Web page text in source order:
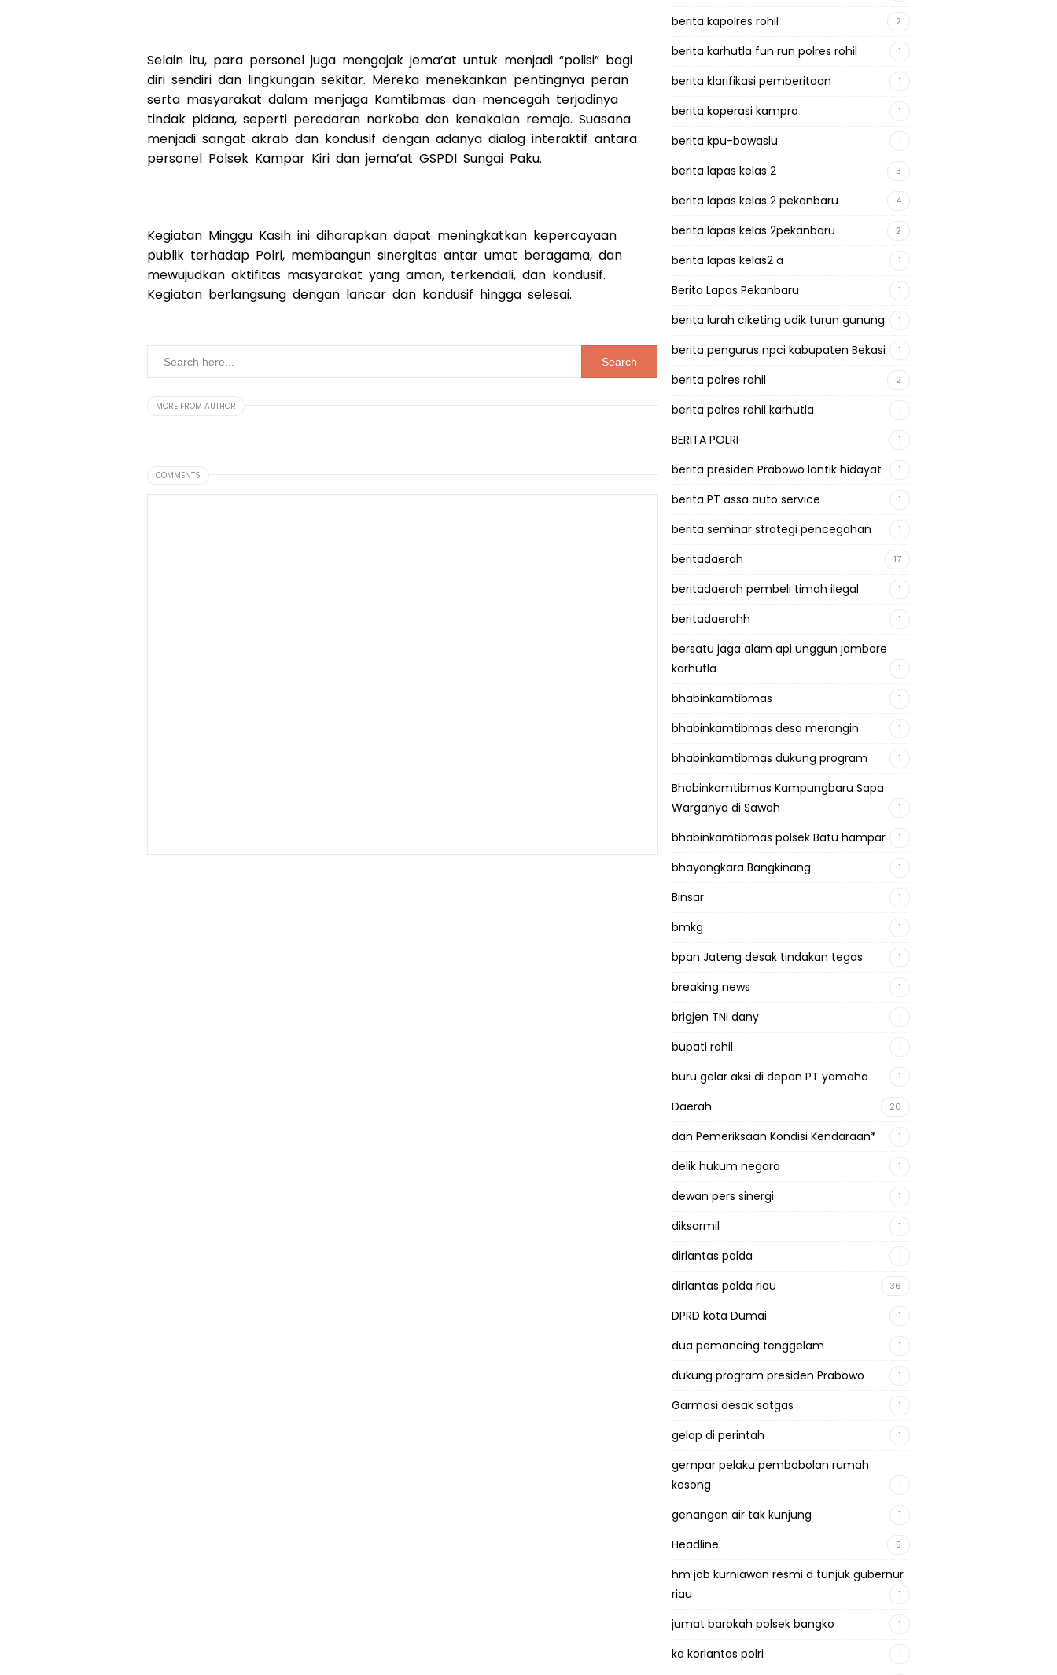
Selain itu, para personel juga mengajak jema’at untuk menjadi “polisi” bagi
diri sendiri dan lingkungan sekitar. Mereka menekankan pentingnya peran
serta masyarakat dalam menjaga Kamtibmas dan mencegah terjadinya
tindak pidana, seperti peredaran narkoba dan kenakalan remaja. Suasana
menjadi sangat akrab dan kondusif dengan adanya dialog interaktif antara
personel Polsek Kampar Kiri dan jema’at GSPDI Sungai Paku.
Kegiatan Minggu Kasih ini diharapkan dapat meningkatkan kepercayaan
publik terhadap Polri, membangun sinergitas antar umat beragama, dan
mewujudkan aktifitas masyarakat yang aman, terkendali, dan kondusif.
Kegiatan berlangsung dengan lancar dan kondusif hingga selesai.
MORE FROM AUTHOR
COMMENTS
berita kapolres rohil 2
berita karhutla fun run polres rohil 1
berita klarifikasi pemberitaan 1
berita koperasi kampra 1
berita kpu-bawaslu 1
berita lapas kelas 2 3
berita lapas kelas 2 pekanbaru 4
berita lapas kelas 2pekanbaru 2
berita lapas kelas2 a 1
Berita Lapas Pekanbaru 1
berita lurah ciketing udik turun gunung 1
berita pengurus npci kabupaten Bekasi 1
berita polres rohil 2
berita polres rohil karhutla 1
BERITA POLRI 1
berita presiden Prabowo lantik hidayat 1
berita PT assa auto service 1
berita seminar strategi pencegahan 1
beritadaerah 17
beritadaerah pembeli timah ilegal 1
beritadaerahh 1
bersatu jaga alam api unggun jambore
karhutla
1
bhabinkamtibmas 1
bhabinkamtibmas desa merangin 1
bhabinkamtibmas dukung program 1
Bhabinkamtibmas Kampungbaru Sapa
Warganya di Sawah
1
bhabinkamtibmas polsek Batu hampar 1
bhayangkara Bangkinang 1
Binsar 1
bmkg 1
bpan Jateng desak tindakan tegas 1
breaking news 1
brigjen TNI dany 1
bupati rohil 1
buru gelar aksi di depan PT yamaha 1
Daerah 20
dan Pemeriksaan Kondisi Kendaraan* 1
delik hukum negara 1
dewan pers sinergi 1
diksarmil 1
dirlantas polda 1
dirlantas polda riau 36
DPRD kota Dumai 1
dua pemancing tenggelam 1
dukung program presiden Prabowo 1
Garmasi desak satgas 1
gelap di perintah 1
gempar pelaku pembobolan rumah
kosong
1
genangan air tak kunjung 1
Headline 5
hm job kurniawan resmi d tunjuk gubernur
riau
1
jumat barokah polsek bangko 1
ka korlantas polri 1